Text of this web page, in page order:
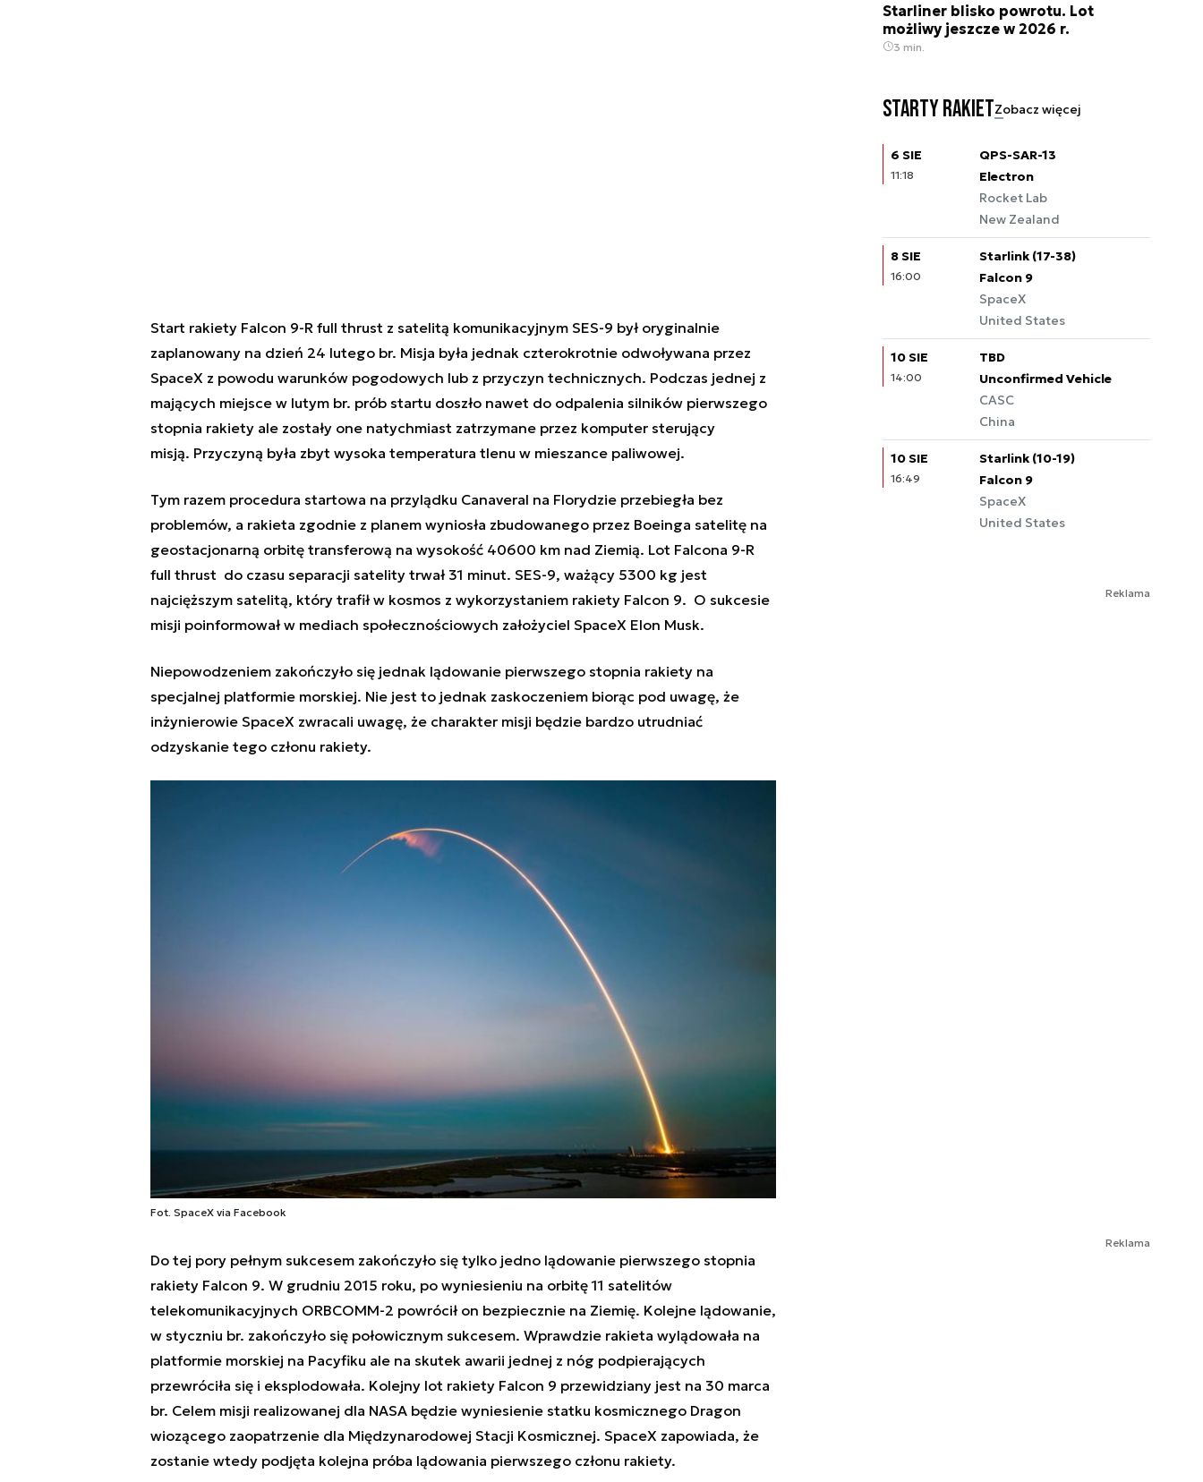
Start rakiety Falcon 9-R full thrust z satelitą komunikacyjnym SES-9 był oryginalnie
zaplanowany na dzień 24 lutego br. Misja była jednak czterokrotnie odwoływana przez
SpaceX z powodu warunków pogodowych lub z przyczyn technicznych. Podczas jednej z
mających miejsce w lutym br. prób startu doszło nawet do odpalenia silników pierwszego
stopnia rakietyale zostały one natychmiast zatrzymane przez komputer sterujący
misją. Przyczyną była zbyt wysoka temperatura tlenu w mieszance paliwowej.
Tym razem procedura startowa na przylądku Canaveral na Florydzie przebiegła bez
problemów, a rakieta zgodnie z planem wyniosła zbudowanego przez Boeinga satelitę na
geostacjonarną orbitę transferową na wysokość 40600 km nad Ziemią. Lot Falcona 9-R
full thrust do czasu separacji satelity trwał 31 minut. SES-9, ważący 5300 kg jest
najcięższym satelitą, który trafił w kosmos z wykorzystaniem rakiety Falcon 9. O sukcesie
misji poinformował w mediach społecznościowych założyciel SpaceX Elon Musk.
Niepowodzeniem zakończyło się jednak lądowanie pierwszego stopnia rakiety na
specjalnej platformie morskiej. Nie jest to jednak zaskoczeniem biorąc pod uwagę, że
inżynierowie SpaceX zwracali uwagę, że charakter misji będzie bardzo utrudniać
odzyskanie tego członu rakiety.
Fot. SpaceX via Facebook
Do tej pory pełnym sukcesem zakończyło się tylko jedno lądowanie pierwszego stopnia
rakiety Falcon 9. W grudniu 2015 roku, po wyniesieniu na orbitę 11 satelitów
telekomunikacyjnych ORBCOMM-2 powrócił on bezpiecznie na Ziemię. Kolejne lądowanie,
w styczniu br. zakończyło się połowicznym sukcesem. Wprawdzie rakieta wylądowała na
platformie morskiej na Pacyfiku ale na skutek awarii jednej z nóg podpierających
przewróciła się i eksplodowała. Kolejny lot rakiety Falcon 9 przewidziany jest na 30 marca
br. Celem misji realizowanej dla NASA będzie wyniesienie statku kosmicznego Dragon
wiozącego zaopatrzenie dla Międzynarodowej Stacji Kosmicznej. SpaceX zapowiada, że
zostanie wtedy podjęta kolejna próba lądowania pierwszego członu rakiety.
Starliner blisko powrotu. Lot
możliwy jeszcze w 2026 r.
3 min.
Starty rakietZobacz więcej
6 SIE
11:18
QPS-SAR-13
Electron
Rocket Lab
New Zealand
8 SIE
16:00
Starlink (17-38)
Falcon 9
SpaceX
United States
10 SIE
14:00
TBD
Unconfirmed Vehicle
CASC
China
10 SIE
16:49
Starlink (10-19)
Falcon 9
SpaceX
United States
Reklama
Reklama